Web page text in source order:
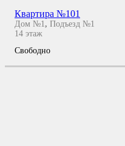
Квартира №101
Дом №1, Подъезд №1
14 этаж
Свободно